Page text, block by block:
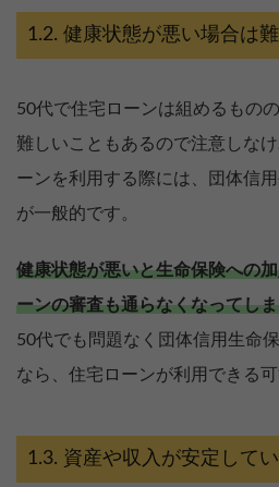
健康状態が悪い場合は
50代で住宅ローンは組めるもの
難しいこともあるので注意しな
ーンを利用する際には、団体信
が一般的です。
健康状態が悪いと生命保険への
ーンの審査も通らなくなってし
50代でも問題なく団体信用生命
なら、住宅ローンが利用できる
資産や収入が安定して